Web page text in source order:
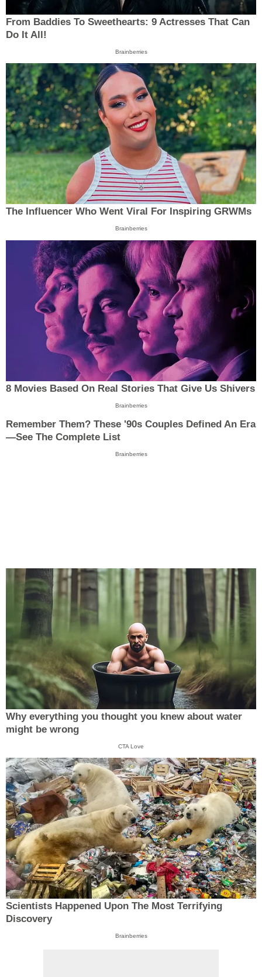
From Baddies To Sweethearts: 9 Actresses That Can
Do It All!
Brainberries
The Influencer Who Went Viral For Inspiring GRWMs
Brainberries
8 Movies Based On Real Stories That Give Us Shivers
Brainberries
Remember Them? These '90s Couples Defined An Era
—See The Complete List
Brainberries
Why everything you thought you knew about water
might be wrong
CTA Love
Scientists Happened Upon The Most Terrifying
Discovery
Brainberries